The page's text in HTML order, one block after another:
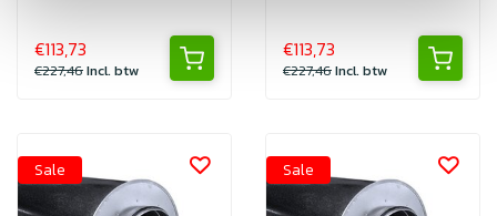
€113,73
€227,46Incl. btw
€113,73
€227,46Incl. btw
Sale Sale